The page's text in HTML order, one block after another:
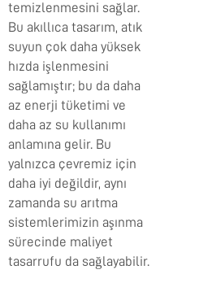
temizlenmesini sağlar.
Bu akıllıca tasarım, atık
suyun çok daha yüksek
hızda işlenmesini
sağlamıştır; bu da daha
az enerji tüketimi ve
daha az su kullanımı
anlamına gelir. Bu
yalnızca çevremiz için
daha iyi değildir, aynı
zamanda su arıtma
sistemlerimizin aşınma
sürecinde maliyet
tasarrufu da sağlayabilir.